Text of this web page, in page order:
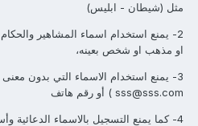
مثل (شيطان - ابليس)
2- يمنع استخدام اسماء المشاهير
او مذهب او شخص بعينه،
sss@sss.com ) أو رقم هاتف
4- كما يمنع التسجيل بالاسماء الدعائية وأسماء المواقع